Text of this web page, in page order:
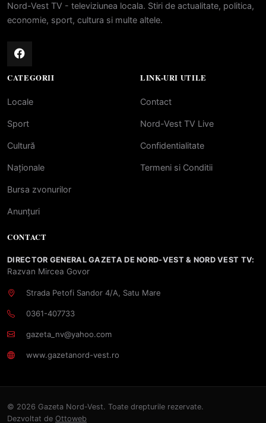
Nord-Vest TV - televiziunea locala. Stiri de actualitate, politica,
economie, sport, cultura si multe altele.
CATEGORII
Locale
Sport
Cultură
Naționale
Bursa zvonurilor
Anunțuri
LINK-URI UTILE
Contact
Nord-Vest TV Live
Confidentialitate
Termeni si Conditii
CONTACT
DIRECTOR GENERAL GAZETA DE NORD-VEST & NORD VEST TV:
Razvan Mircea Govor
Strada Petofi Sandor 4/A, Satu Mare
0361-407733
gazeta_nv@yahoo.com
www.gazetanord-vest.ro
© 2026 Gazeta Nord-Vest. Toate drepturile rezervate.
Dezvoltat de Ottoweb